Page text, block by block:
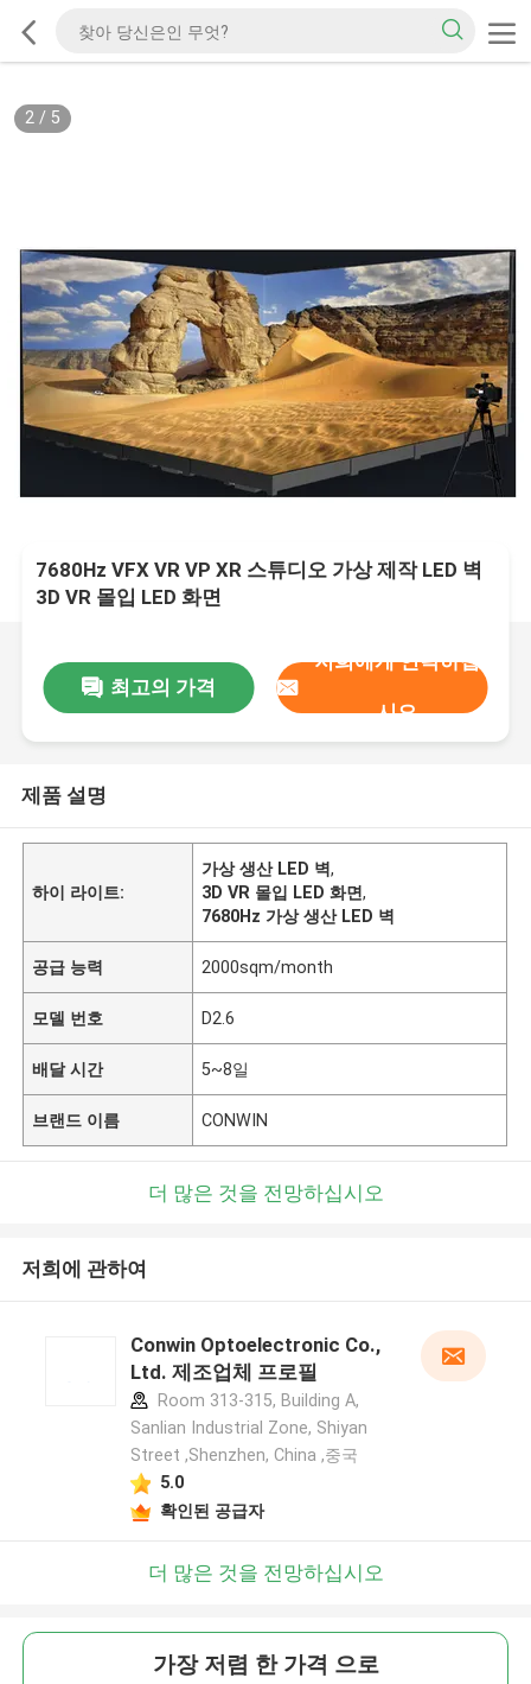
2/ 5
7680Hz VFX VR VP XR 스튜디오 가상 제작 LED 벽
3D VR 몰입 LED 화면
최고의 가격
저희에게 연락하십
시오
제품 설명
하이 라이트:
가상 생산 LED 벽,
3D VR 몰입 LED 화면,
7680Hz 가상 생산 LED 벽
공급 능력 2000sqm/month
모델 번호 D2.6
배달 시간 5~8일
브랜드 이름 CONWIN
더 많은 것을 전망하십시오
저희에 관하여
Conwin Optoelectronic Co.,
Ltd. 제조업체 프로필
Room 313-315, Building A,
Sanlian Industrial Zone, Shiyan
Street ,Shenzhen, China ,중국
5.0
확인된 공급자
더 많은 것을 전망하십시오
가장 저렴 한 가격 으로